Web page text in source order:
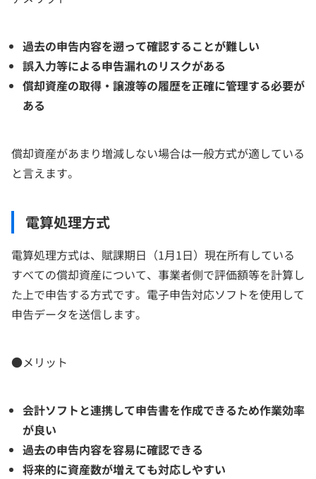
過去の申告内容を遡って確認することが難しい
誤入力等による申告漏れのリスクがある
償却資産の取得・譲渡等の履歴を正確に管理する必要が
ある
償却資産があまり増減しない場合は一般方式が適している
と言えます。
電算処理方式
電算処理方式は、賦課期日（1月1日）現在所有している
すべての償却資産について、事業者側で評価額等を計算し
た上で申告する方式です。電子申告対応ソフトを使用して
申告データを送信します。
●メリット
会計ソフトと連携して申告書を作成できるため作業効率
が良い
過去の申告内容を容易に確認できる
将来的に資産数が増えても対応しやすい